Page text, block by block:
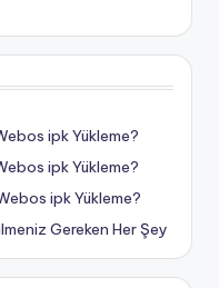
ipk Yükleme?
ipk Yükleme?
ipk Yükleme?
Gereken Her Şey